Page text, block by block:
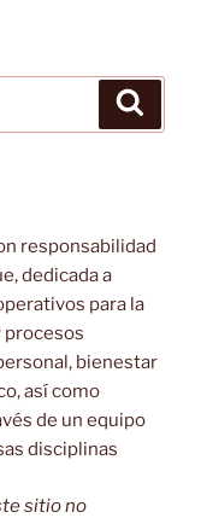
responsabilidad
dedicada a
para la
procesos
bienestar
así como
de un equipo
disciplinas
sitio no